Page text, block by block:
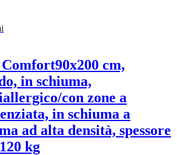
Comfort90x200 cm,
in schiuma,
con zone a
in schiuma a
ad alta densità, spessore
kg